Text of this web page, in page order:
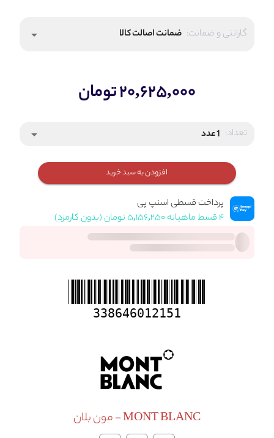
گارانتی و ضمانت: ضمانت اصالت کالا arrow_drop_down
۲۰,۶۲۵,۰۰۰ تومان
تعداد: 1 عدد arrow_drop_down
افزودن به سبد خرید
پرداخت قسطی اسنپ پی
۴ قسط ماهیانه ۵,۱۵۶,۲۵۰ تومان (بدون کارمزد)
338646012151
MONT BLANC - مون بلان